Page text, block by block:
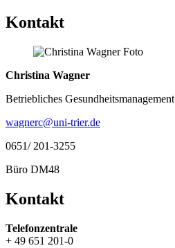
Kontakt
Christina Wagner
Betriebliches Gesundheitsmanagement
wagnerc@uni-trier.de
0651/ 201-3255
Büro DM48
Kontakt
Telefonzentrale
+ 49 651 201-0